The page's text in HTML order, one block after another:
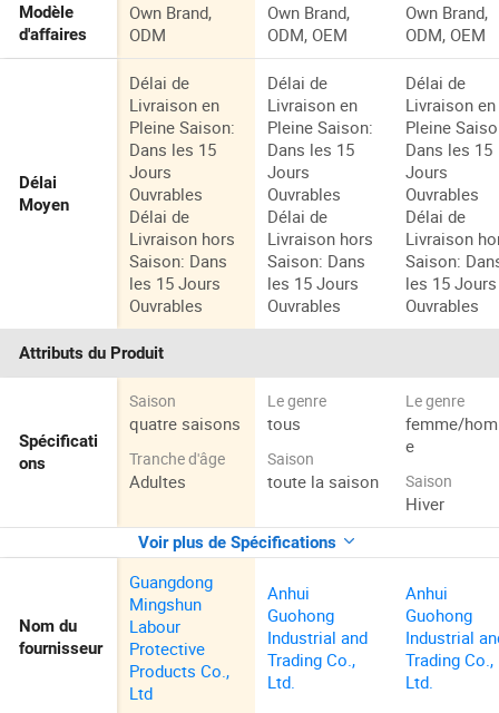
Modèle
d'affaires
Own Brand,
ODM
Own Brand,
ODM, OEM
Own Brand,
ODM, OEM
Délai
Moyen
Délai de
Livraison en
Pleine Saison:
Dans les 15
Jours
Ouvrables
Délai de
Livraison hors
Saison: Dans
les 15 Jours
Ouvrables
Délai de
Livraison en
Pleine Saison:
Dans les 15
Jours
Ouvrables
Délai de
Livraison hors
Saison: Dans
les 15 Jours
Ouvrables
Délai de
Livraison en
Pleine
Dans les 15
Jours
Ouvrables
Délai de
Livraison
Saison:
les 15 Jours
Ouvrables
Attributs du Produit
Spécificati
ons
Saison
quatre saisons
Tranche d'âge
Adultes
Le genre
tous
Saison
toute la saison
Le genre
femme/
e
Saison
Hiver
Voir plus de Spécifications
Nom du
fournisseur
Guangdong
Mingshun
Labour
Protective
Products Co.,
Ltd
Anhui
Guohong
Industrial and
Trading Co.,
Ltd.
Anhui
Guohong
Industrial
Trading Co.,
Ltd.